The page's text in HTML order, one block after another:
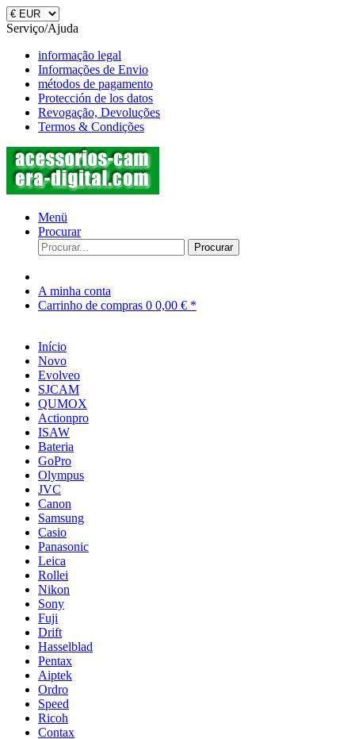
Serviço/Ajuda
informação legal
Informações de Envio
métodos de pagamento
Protección de los datos
Revogação, Devoluções
Termos & Condições
Menü
Procurar
Procurar
A minha conta
Carrinho de compras 0 0,00 € *
Início
Novo
Evolveo
SJCAM
QUMOX
Actionpro
ISAW
Bateria
GoPro
Olympus
JVC
Canon
Samsung
Casio
Panasonic
Leica
Rollei
Nikon
Sony
Fuji
Drift
Hasselblad
Pentax
Aiptek
Ordro
Speed
Ricoh
Contax